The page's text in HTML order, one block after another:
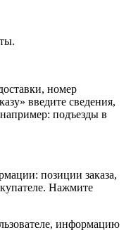
номер
введите сведения,
подъезды в
позиции заказа,
Нажмите
информацию